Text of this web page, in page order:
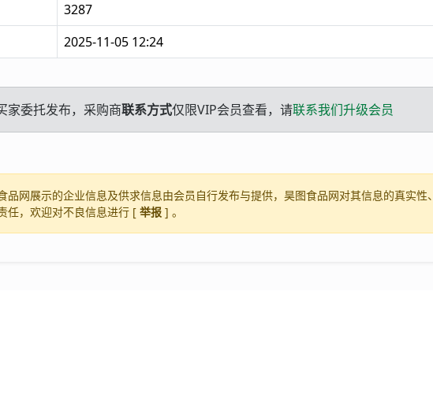
3287
2025-11-05 12:24
家委托发布，采购商联系方式仅限VIP会员查看，请联系我们升级会员
品网展示的企业信息及供求信息由会员自行发布与提供，昊图食品网对其信息的真实性
任，欢迎对不良信息进行 [ 举报 ] 。